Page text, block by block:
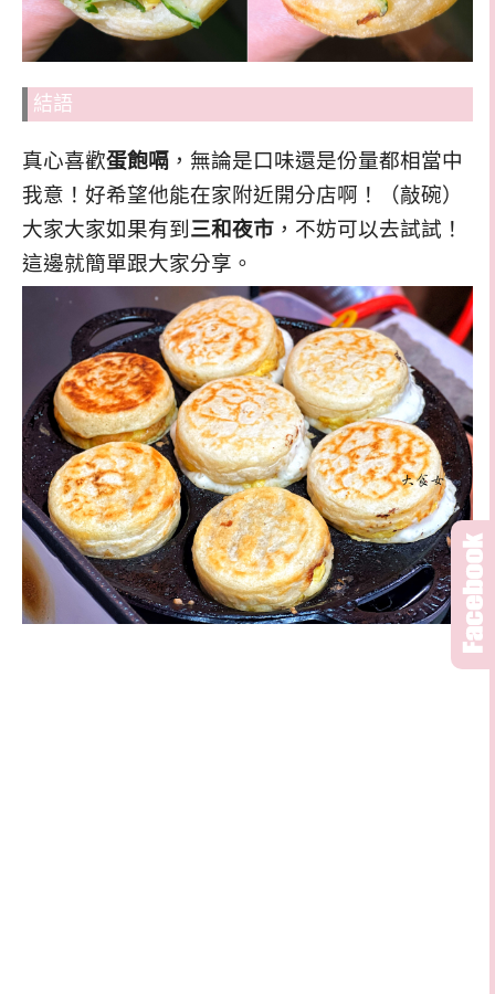
結語
真心喜歡蛋飽嗝 ，無論是口味還是份量都相當中
我意！好希望他能在家附近開分店啊！（敲碗）
大家大家如果有到 三和夜市 ，不妨可以去試試！
這邊就簡單跟大家分享。